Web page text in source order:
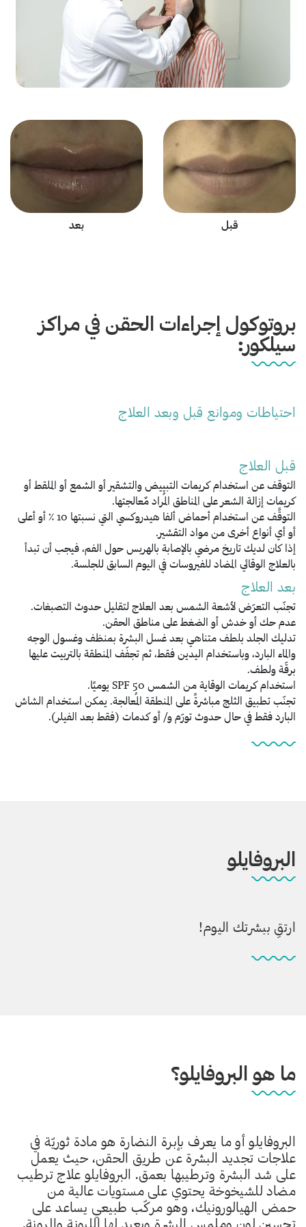
قبل بعد
بروتوكول إجراءات الحقن في مراكز
سيلكور:
احتياطات وموانع قبل وبعد العلاج
قبل العلاج
التوقف عن استخدام كريمات التبييض والتشقير أو الشمع أو الملقط أو
كريمات إزالة الشعر على المناطق المُراد مٌعالجتها.
التوقَّف عن استخدام أحماض ألفا هيدروكسي التي نسبتها 10 ٪ أو أعلى
أو أي أنواع أخرى من مواد التقشير.
إذا كان لديك تاريخ مرضي بالإصابة بالهربس حول الفم، فيجب أن تبدأ
بالعلاج الوقائي المضاد للفيروسات في اليوم السابق للجلسة.
بعد العلاج
تجنّب التعرّض لأشعة الشمس بعد العلاج لتقليل حدوث التصبغات.
عدم حك أو خدش أو الضغط على مناطق الحقن.
تدليك الجلد بلطف متناهي بعد غسل البشرة بمنظف وغسول الوجه
والماء البارد، وباستخدام اليدين فقط، ثم تجفّف المنطقة بالتربيت عليها
برقّة ولطف.
استخدام كريمات الوقاية من الشمس SPF 50 يوميًا.
تجنّب تطبيق الثلج مباشرةً على المنطقة المُعالجة. يمكن استخدام الشاش
البارد فقط في حال حدوث تورّم و/ أو كدمات (فقط بعد الفيلر).
البروفايلو
ارتقِ ببشرتك اليوم!
ما هو البروفايلو؟
البروفايلو أو ما يعرف بإبرة النضارة هو مادة ثوريّة في
علاجات تجديد البشرة عن طريق الحقن، حيث يعمل
على شد البشرة وترطيبها بعمق. البروفايلو علاج ترطيب
مضاد للشيخوخة يحتوي على مستويات عالية من
حمض الهيالورونيك، وهو مركّب طبيعي يساعد على